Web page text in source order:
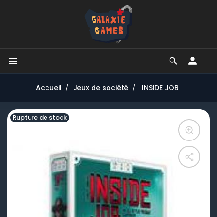


Accueil Jeux de société INSIDE JOB
Rupture de stock